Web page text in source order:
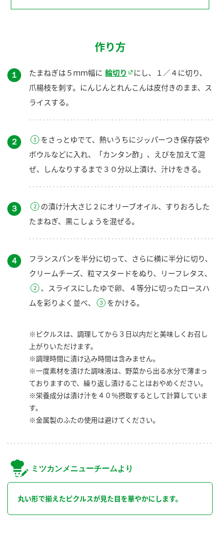
作り方
１ たまねぎは５ｍｍ幅に 輪切り
にし、１／４に切り、
爪楊枝を刺す。にんじんとれんこんは皮付きのまま、ス
ライスする。
２
をさっとゆでて、熱いうちにジッパーつき保存袋や
ボウルなどに入れ、「カンタン酢」、えびを加えて混
ぜ、しんなりするまで３０分以上漬け、汁けをきる。
３
の漬け汁大さじ２にオリーブオイル、すりおろした
たまねぎ、黒こしょうを混ぜる。
４
フランスパンを半分に切って、さらに横に半分に切り、
クリームチーズ、粒マスタードをぬり、リーフレタス、
、スライスにしたゆで卵、４等分に切ったロースハ
ムを彩りよく並べ、
をかける。
※ピクルスは、調理してから３日以内だと美味しくお召し
上がりいただけます。
※調理時間に漬け込み時間は含みません。
※一度素材を漬けた調味液は、野菜から出る水分で薄まっ
ておりますので、繰り返し漬けることはおやめください。
※栄養成分は漬け汁を４０％摂取するとして計算していま
す。
※金属製のふたの使用は避けてください。
ミツカンメニューチームより
丸い形で揃えたピクルスが見た目を華やかにします。